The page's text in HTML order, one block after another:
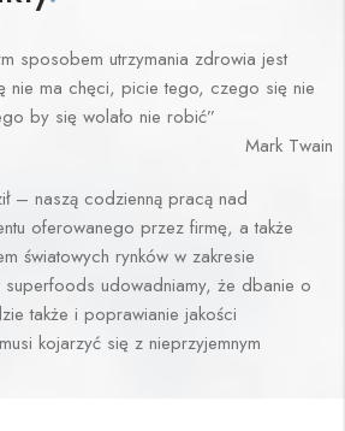
sposobem utrzymania zdrowia jest
nie ma chęci, picie tego, czego się nie
by się wolało nie robić”
Mark Twain
– naszą codzienną pracą nad
oferowanego przez firmę, a także
światowych rynków w zakresie
superfoods udowadniamy, że dbanie o
także i poprawianie jakości
kojarzyć się z nieprzyjemnym